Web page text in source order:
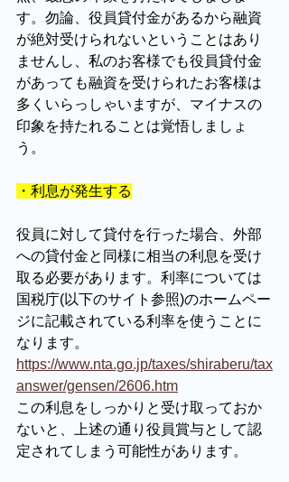
す。勿論、役員貸付金があるから融資
が絶対受けられないということはあり
ませんし、私のお客様でも役員貸付金
があっても融資を受けられたお客様は
多くいらっしゃいますが、マイナスの
印象を持たれることは覚悟しましょ
う。
・利息が発生する
役員に対して貸付を行った場合、外部
への貸付金と同様に相当の利息を受け
取る必要があります。利率については
国税庁(以下のサイト参照)のホームペー
ジに記載されている利率を使うことに
なります。
https://www.nta.go.jp/taxes/shiraberu/tax
answer/gensen/2606.htm
この利息をしっかりと受け取っておか
ないと、上述の通り役員賞与として認
定されてしまう可能性があります。